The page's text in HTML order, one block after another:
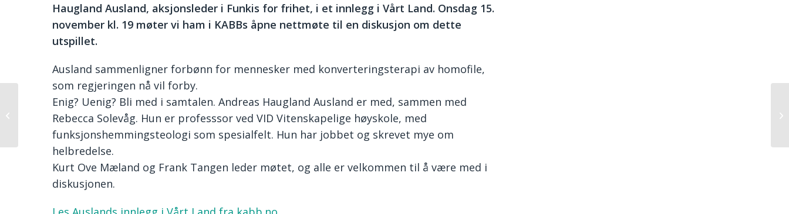
Haugland Ausland, aksjonsleder i Funkis for frihet, i et innlegg i Vårt Land. Onsdag 15.
november kl. 19 møter vi ham i KABBs åpne nettmøte til en diskusjon om dette
utspillet.
Ausland sammenligner forbønn for mennesker med konverteringsterapi av homofile,
som regjeringen nå vil forby.
Enig? Uenig? Bli med i samtalen. Andreas Haugland Ausland er med, sammen med
Rebecca Solevåg. Hun er professsor ved VID Vitenskapelige høyskole, med
funksjonshemmingsteologi som spesialfelt. Hun har jobbet og skrevet mye om
helbredelse.
Kurt Ove Mæland og Frank Tangen leder møtet, og alle er velkommen til å være med i
diskusjonen.
Lunsj med Kari
Undeland 07.11.